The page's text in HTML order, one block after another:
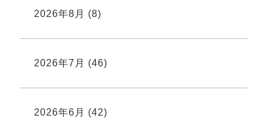
2026年8月 (8)
2026年7月 (46)
2026年6月 (42)